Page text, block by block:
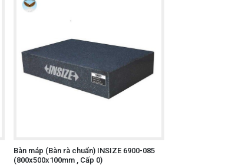
Bàn máp (Bàn rà chuẩn) INSIZE 6900-085
(800x500x100mm , Cấp 0)